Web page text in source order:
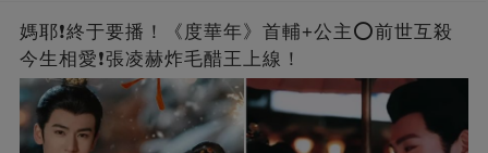
媽耶❗️終于要播！《度華年》首輔+公主⭕前世互殺
今生相愛❗張凌赫炸毛醋王上線！